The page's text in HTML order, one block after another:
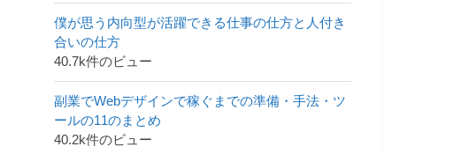
僕が思う内向型が活躍できる仕事の仕方と人付き
合いの仕方
40.7k件のビュー
副業でWebデザインで稼ぐまでの準備・手法・ツ
ールの11のまとめ
40.2k件のビュー